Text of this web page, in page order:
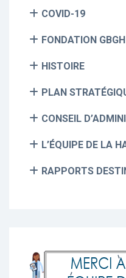
COVID-19
FONDATION GBGH
HISTOIRE
PLAN
CONSEIL
L’ÉQUIPE DE LA
RAPPORTS